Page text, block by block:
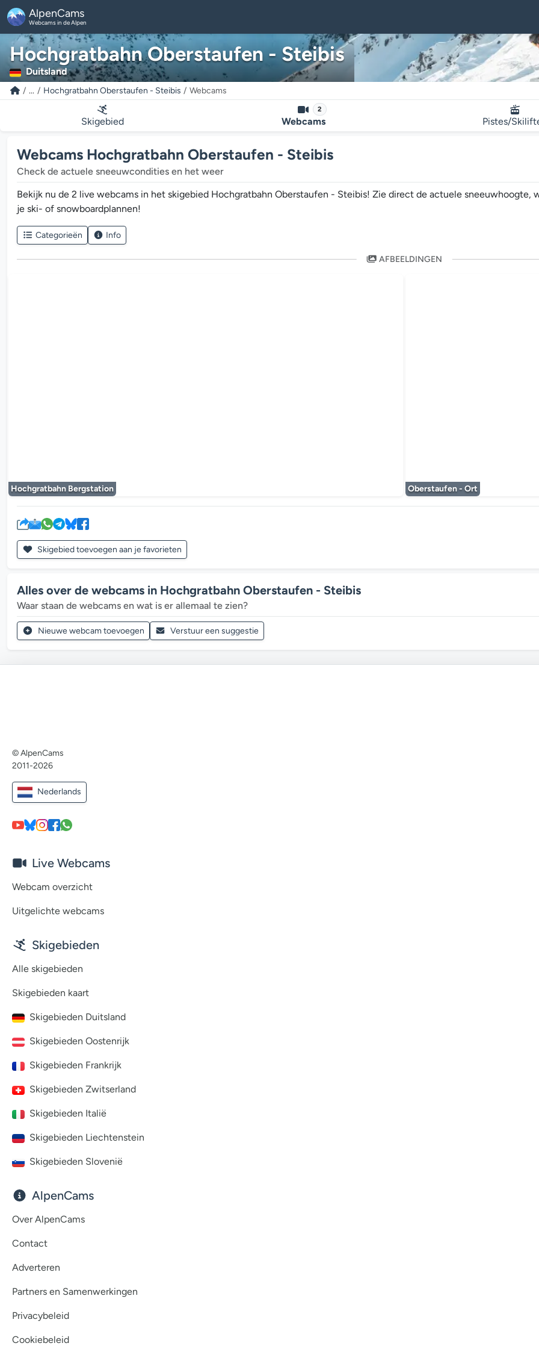
AlpenCams
Webcams in de Alpen
Hochgratbahn Oberstaufen - Steibis
Duitsland
... Hochgratbahn Oberstaufen - Steibis Webcams
Skigebied
2
Webcams Pistes/
Webcams Hochgratbahn Oberstaufen - Steibis
Check de actuele sneeuwcondities en het weer
Bekijk nu de 2 live webcams in het skigebied Hochgratbahn Oberstaufen - Steibis! Zie direct de actuele sneeuwhoogte,
je ski- of snowboardplannen!
Categorieën Info
AFBEELDINGEN
Hochgratbahn Bergstation Oberstaufen - Ort
Skigebied toevoegen aan je favorieten
Alles over de webcams in Hochgratbahn Oberstaufen - Steibis
Waar staan de webcams en wat is er allemaal te zien?
Nieuwe webcam toevoegen Verstuur een suggestie
© AlpenCams
2011-2026
Nederlands
Live Webcams
Webcam overzicht
Uitgelichte webcams
Skigebieden
Alle skigebieden
Skigebieden kaart
Skigebieden Duitsland
Skigebieden Oostenrijk
Skigebieden Frankrijk
Skigebieden Zwitserland
Skigebieden Italië
Skigebieden Liechtenstein
Skigebieden Slovenië
AlpenCams
Over AlpenCams
Contact
Adverteren
Partners en Samenwerkingen
Privacybeleid
Cookiebeleid